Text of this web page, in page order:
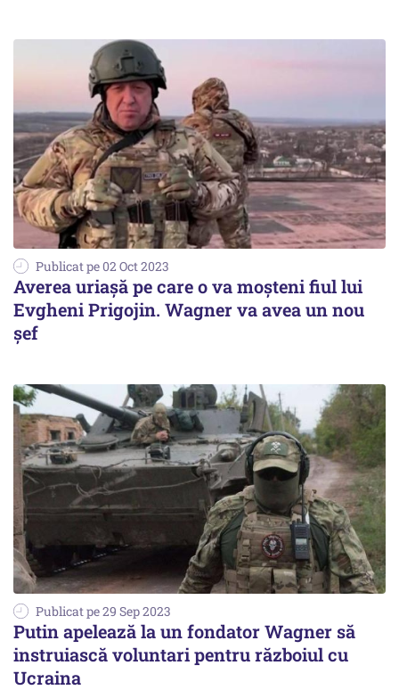
Publicat pe 02 Oct 2023
Averea uriașă pe care o va moșteni fiul lui
Evgheni Prigojin. Wagner va avea un nou
șef
Publicat pe 29 Sep 2023
Putin apelează la un fondator Wagner să
instruiască voluntari pentru războiul cu
Ucraina